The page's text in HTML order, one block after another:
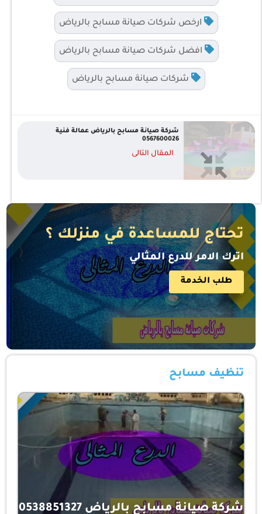
ارخص شركات صيانة مسابح بالرياض
افضل شركات صيانة مسابح بالرياض
شركات صيانة مسابح بالرياض
شركة صيانة مسابح بالرياض عمالة فنية
0567600026
المقال التالى
تحتاج للمساعدة في منزلك ؟
اترك الامر للدرع المثالي
طلب الخدمة
تنظيف مسابح
شركة صيانة مسابح بالرياض 0538851327